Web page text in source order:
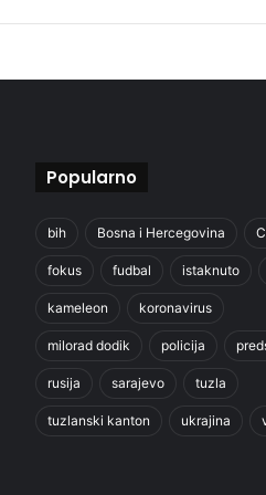
Popularno
bih Bosna i Hercegovina
fokus fudbal istaknuto
kameleon koronavirus
milorad dodik policija
rusija sarajevo tuzla
tuzlanski kanton ukrajina